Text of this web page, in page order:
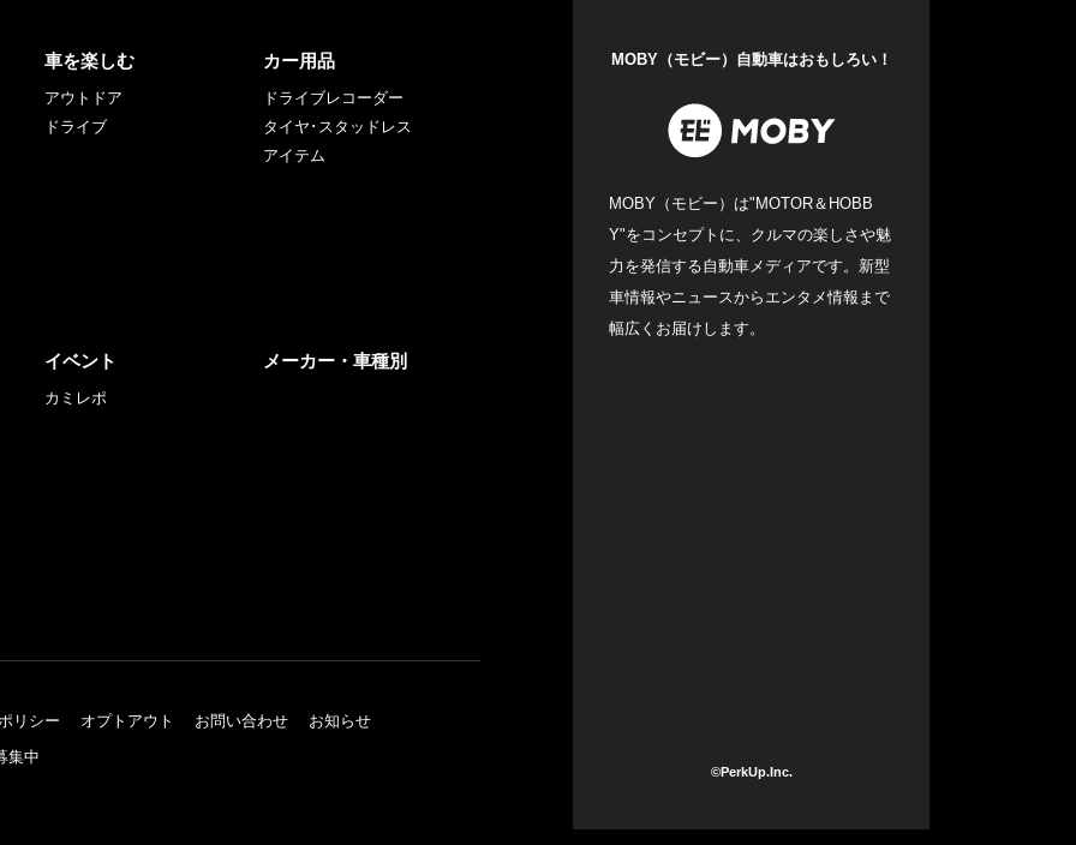
車を楽しむ
アウトドア
ドライブ
カー用品
ドライブレコーダー
タイヤ･スタッドレス
アイテム
イベント
カミレポ
メーカー・車種別
リシー オプトアウト お問い合わせ
お知らせ
集中
MOBY（モビー）自動車はおもしろい！
MOBY（モビー）は"MOTOR＆HOBB
Y"をコンセプトに、クルマの楽しさや魅
力を発信する自動車メディアです。新型
車情報やニュースからエンタメ情報まで
幅広くお届けします。
©PerkUp.Inc.